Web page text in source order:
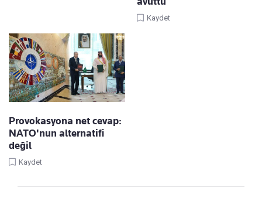
Kaydet
Provokasyona net cevap:
NATO'nun alternatifi
değil
Kaydet